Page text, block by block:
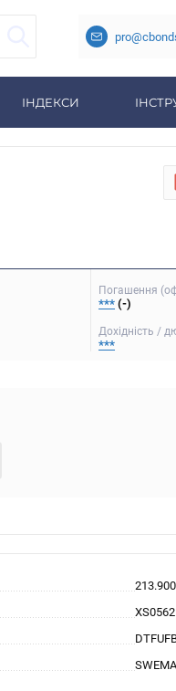
ІНДЕКСИ
Погашення
*** (-)
Дохідність /
***